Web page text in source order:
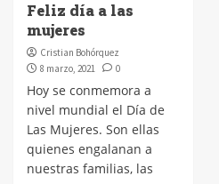
Feliz día a las
mujeres
Cristian Bohórquez
8 marzo, 2021
0
Hoy se conmemora a
nivel mundial el Día de
Las Mujeres. Son ellas
quienes engalanan a
nuestras familias, las